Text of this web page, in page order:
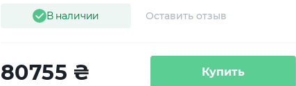
В наличии Оставить отзыв
80755 ₴ Купить